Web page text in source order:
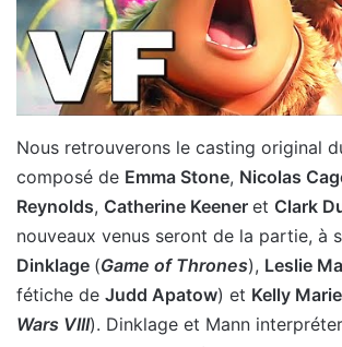
Nous retrouverons le casting original
composé de Emma Stone, Nicolas
Reynolds, Catherine Keener et Clark
nouveaux venus seront de la partie, à
Dinklage (Game of Thrones), Leslie
fétiche de Judd Apatow) et Kelly
Wars VIII). Dinklage et Mann